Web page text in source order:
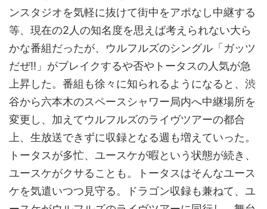
ンスタジオを気軽に抜けて街中をアポなし中継する
等、現在の2人の知名度を思えば考えられない大ら
かな番組だったが、ウルフルズのシングル「ガッツ
だぜ!!」がブレイクするや否やトータスの人気が急
上昇した。番組も徐々に知られるようになると、渋
谷から六本木のスペースシャワー局内へ中継場所を
変更し、加えてウルフルズのライヴツアーの都合
上、生放送できずに収録となる週も増えていった。
トータスが多忙、ユースケが暇という状態が続き、
ユースケがクサることも。トータスはそんなユース
ケを気遣いつつ見守る。ドラゴン収録も兼ねて、ユ